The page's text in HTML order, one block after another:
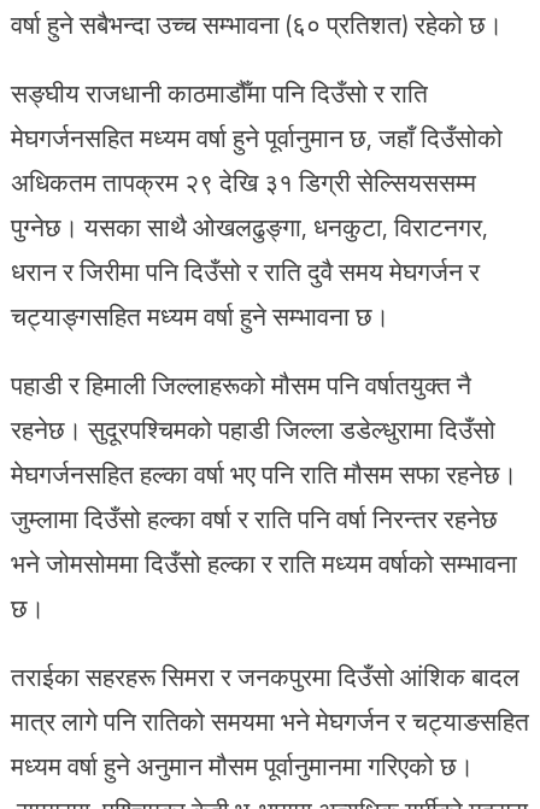
वर्षा हुने सबैभन्दा उच्च सम्भावना (६० प्रतिशत) रहेको छ।
सङ्घीय राजधानी काठमाडौँमा पनि दिउँसो र राति
मेघगर्जनसहित मध्यम वर्षा हुने पूर्वानुमान छ, जहाँ दिउँसोको
अधिकतम तापक्रम २९ देखि ३१ डिग्री सेल्सियससम्म
पुग्नेछ। यसका साथै ओखलढुङ्गा, धनकुटा, विराटनगर,
धरान र जिरीमा पनि दिउँसो र राति दुवै समय मेघगर्जन र
चट्याङ्गसहित मध्यम वर्षा हुने सम्भावना छ।
पहाडी र हिमाली जिल्लाहरूको मौसम पनि वर्षातयुक्त नै
रहनेछ। सुदूरपश्चिमको पहाडी जिल्ला डडेल्धुरामा दिउँसो
मेघगर्जनसहित हल्का वर्षा भए पनि राति मौसम सफा रहनेछ।
जुम्लामा दिउँसो हल्का वर्षा र राति पनि वर्षा निरन्तर रहनेछ
भने जोमसोममा दिउँसो हल्का र राति मध्यम वर्षाको सम्भावना
छ।
तराईका सहरहरू सिमरा र जनकपुरमा दिउँसो आंशिक बादल
मात्र लागे पनि रातिको समयमा भने मेघगर्जन र चट्याङसहित
मध्यम वर्षा हुने अनुमान मौसम पूर्वानुमानमा गरिएको छ।